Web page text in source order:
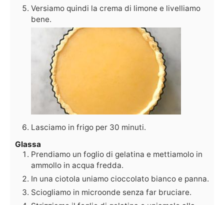
Versiamo quindi la crema di limone e livelliamo
bene.
Lasciamo in frigo per 30 minuti.
Glassa
Prendiamo un foglio di gelatina e mettiamolo in
ammollo in acqua fredda.
In una ciotola uniamo cioccolato bianco e panna.
Sciogliamo in microonde senza far bruciare.